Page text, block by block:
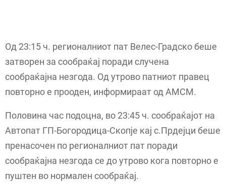
Од 23:15 ч. регионалниот пат Велес-Градско беше
затворен за сообраќај поради случена
сообраќајна незгода. Од утрово патниот правец
повторно е прооден, информираат од АМСМ.
Половина час подоцна, во 23:45 ч. сообраќајот на
Автопат ГП-Богородица-Скопје кај с.Прдејци беше
пренасочен по регионалниот пат поради
сообраќајна незгода се до утрово кога повторно е
пуштен во нормален сообраќај.